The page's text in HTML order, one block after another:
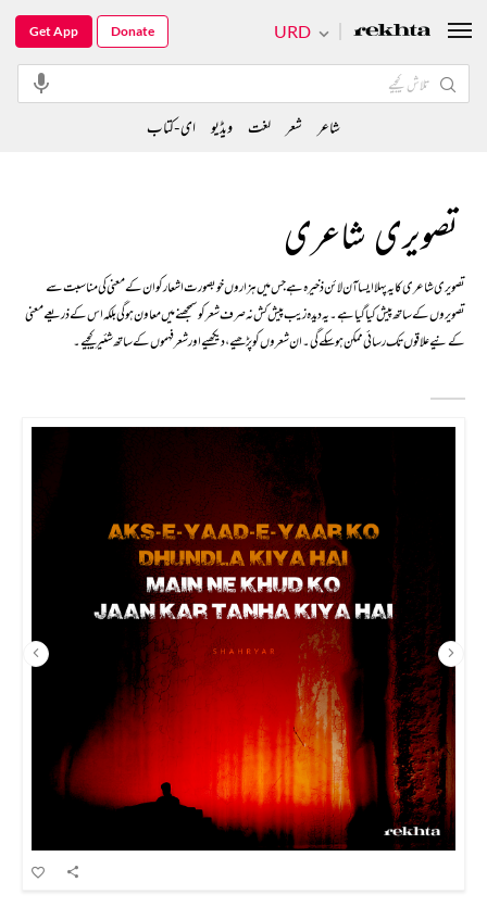
تصویری شاعری
تصویری شاعری کا یہ پہلا ایسا آن لائن ذخیرہ ہے جس میں ہزاروں خوبصورت اشعار کو ان کے معنی کی مناسبت سے
تصویروں کے ساتھ پیش کیا گیا ہے۔ یہ دیدہ زیب پیش کش نہ صرف شعر کو سمجھنے میں معاون ہوگی بلکہ اس کے ذریعے معنی
کے نیےعلاقوں تک رسائی ممکن ہو سکے گی۔ ان شعروں کو پڑھیے، دیکھیے اور شعر فہموں کے ساتھ شئیر کیجیے۔
URD
Get App Donate
شاعر شعر لغت ویڈیو ای-کتاب